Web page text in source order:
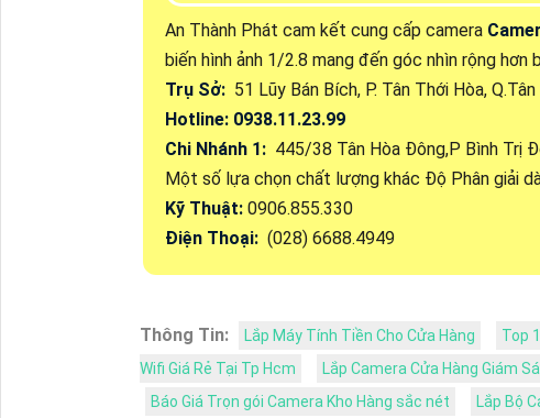
An Thành Phát cam kết cung cấp camera
biến hình ảnh 1/2.8 mang đến góc nhìn rộng
Trụ Sở: 51 Lũy Bán Bích, P. Tân Thới Hòa, Q.Tân
Hotline: 0938.11.23.99
Chi Nhánh 1: 445/38 Tân Hòa Đông,P Bình Trị
Một số lựa chọn chất lượng khác Độ Phân giải
Kỹ Thuật: 0906.855.330
Điện Thoại: (028) 6688.4949
Thông Tin: Lắp Máy Tính Tiền Cho Cửa Hàng Top
Wifi Giá Rẻ Tại Tp Hcm
Lắp Camera Cửa Hàng Giám
Báo Giá Trọn gói Camera Kho Hàng sắc nét
Lắp Bộ